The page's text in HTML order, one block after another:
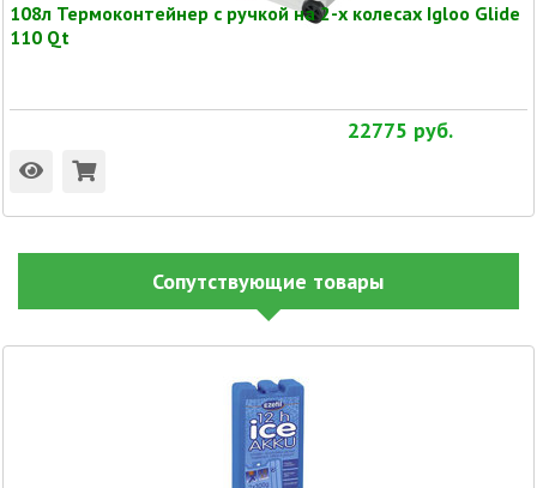
108л Термоконтейнер с ручкой на 2-х колесах Igloo Glide
110 Qt
22775 руб.
Сопутствующие товары